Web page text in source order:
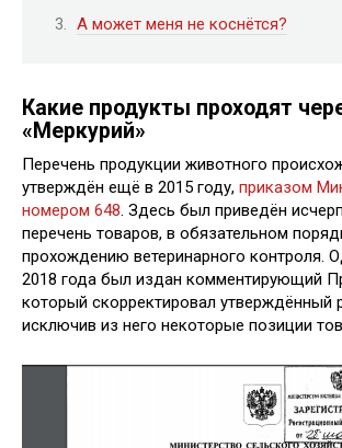
А может меня не коснётся?
Какие продукты проходят
«Меркурий»
Перечень продукции животного
утверждён ещё в 2015 году, приказом
номером 648. Здесь был приведён
перечень товаров, в обязательном
прохождению ветеринарного контроля.
2018 года был издан комментирующий
который скорректировал утверждённый
исключив из него некоторые позиции